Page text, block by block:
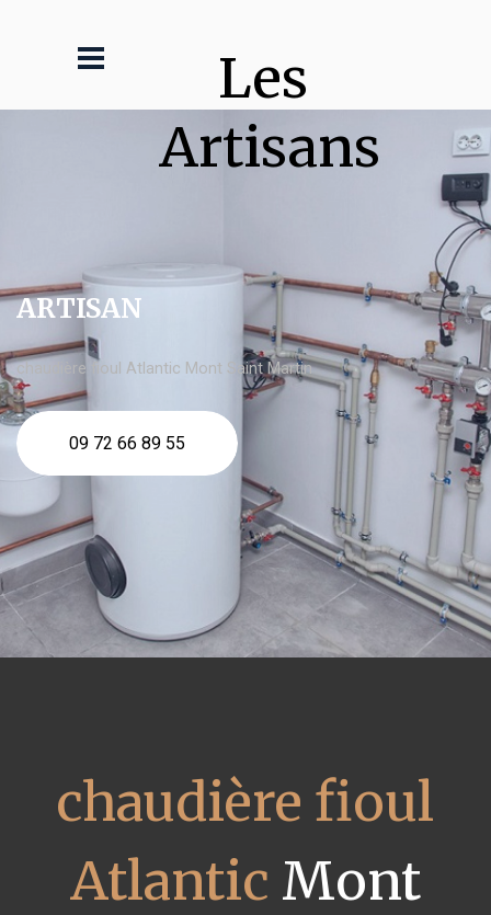
Les
Artisans
ARTISAN
chaudière fioul Atlantic Mont Saint Martin
09 72 66 89 55
chaudière fioul
Atlantic Mont